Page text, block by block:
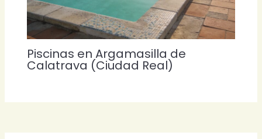
Piscinas en Argamasilla de
Calatrava (Ciudad Real)